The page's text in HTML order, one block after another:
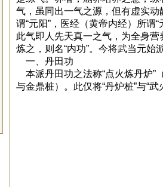
气，虽同出一气之源，但有虚实
谓“元阳”，医经（黄帝内经）所谓
此气即人先天真一之气，为全身
炼之，则名“内功”。今将武当元始
一、丹田功
本派丹田功之法称“点火炼丹炉”
与金鼎桩）。此仅将“丹炉桩”与“武